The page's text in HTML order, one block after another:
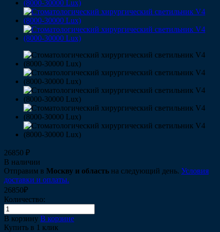
26850 ₽
В наличии
Отправим в Москву и область на следующий день. Условия
доставки и оплаты.
26850₽
Количество:
В корзину В корзине
Купить в 1 клик